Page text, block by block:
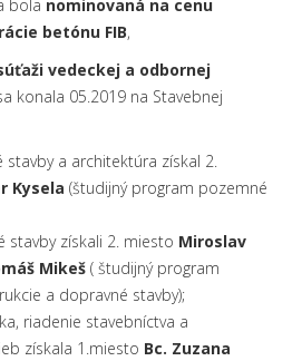
bola nominovaná na cenu
betónu FIB,
vedeckej a odbornej
konala 05.2019 na Stavebnej
stavby a architektúra získal 2.
Kysela (študijný program pozemné
stavby získali 2. miesto Miroslav
Mikeš ( študijný program
a dopravné stavby);
riadenie stavebníctva a
získala 1.miesto Bc. Zuzana